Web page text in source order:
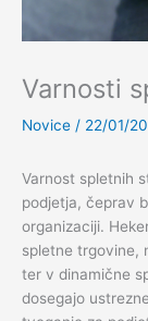
Varnosti
Novice / 22/01/
Varnost spletnih
podjetja, čeprav
organizaciji.
spletne trgovine,
ter v dinamične
dosegajo